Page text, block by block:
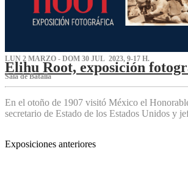
LUN 2 MARZO - DOM 30 JUL 2023, 9-17 H.
Elihu Root, exposición
Sala de Batalla
En el otoño de 1907 visitó México el
secretario de Estado de los Estados Unidos y
Exposiciones anteriores